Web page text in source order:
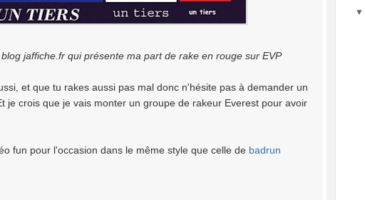
jaffiche.fr qui présente ma part de rake en rouge sur EVP
et que tu rakes aussi pas mal donc n'hésite pas à demander un
je crois que je vais monter un groupe de rakeur Everest pour avoir
fun pour l'occasion dans le même style que celle de badrun
▼